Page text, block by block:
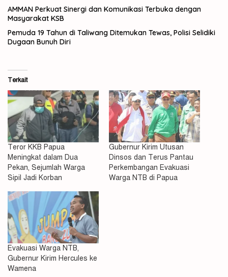
AMMAN Perkuat Sinergi dan Komunikasi Terbuka dengan
Masyarakat KSB
Pemuda 19 Tahun di Taliwang Ditemukan Tewas, Polisi Selidiki
Dugaan Bunuh Diri
Terkait
Teror KKB Papua
Meningkat dalam Dua
Pekan, Sejumlah Warga
Sipil Jadi Korban
Gubernur Kirim Utusan
Dinsos dan Terus Pantau
Perkembangan Evakuasi
Warga NTB di Papua
Evakuasi Warga NTB,
Gubernur Kirim Hercules ke
Wamena